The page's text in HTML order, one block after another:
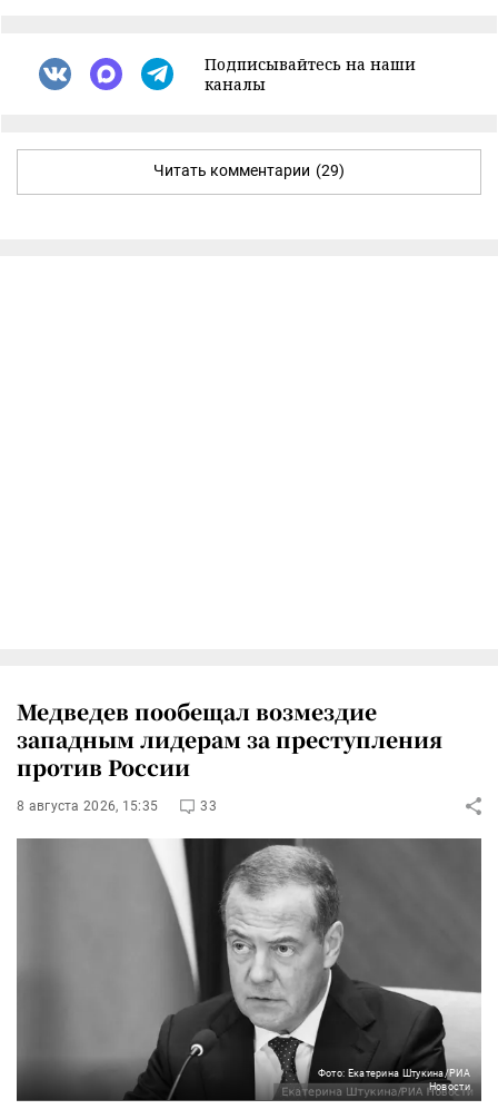
Подписывайтесь на наши
каналы
Читать комментарии (29)
Медведев пообещал возмездие
западным лидерам за преступления
против России
8 августа 2026, 15:35 33
Фото: Екатерина Штукина/РИА
Новости